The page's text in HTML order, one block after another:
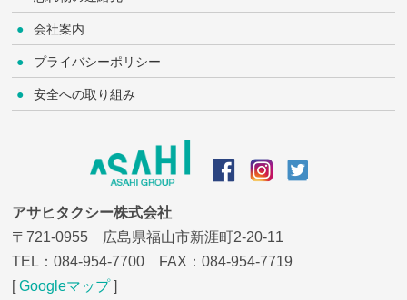
アサヒタクシー株式会社
〒721-0955 広島県福山市新涯町2-20-11
TEL：084-954-7700
FAX：084-954-7719
[Googleマップ]
会社案内
プライバシーポリシー
安全への取り組み